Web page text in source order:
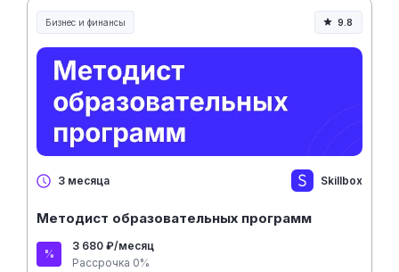
Бизнес и финансы 9.8
3 месяца Skillbox
Методист образовательных программ
3 680 ₽/месяц
Рассрочка 0%